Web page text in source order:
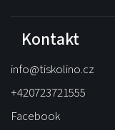
Kontakt
info@tiskolino.cz
+420723721555
Facebook